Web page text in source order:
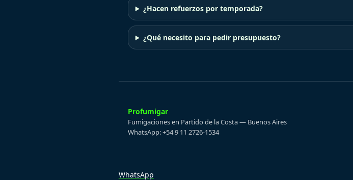
¿Hacen refuerzos por temporada?
¿Qué necesito para pedir presupuesto?
Profumigar
Fumigaciones en Partido de la Costa — Buenos Aires
WhatsApp: +54 9 11 2726-1534
WhatsApp